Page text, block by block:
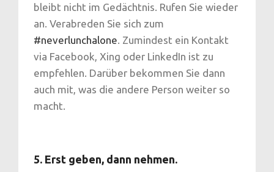
bleibt nicht im Gedächtnis. Rufen Sie wieder
an. Verabreden Sie sich zum
#neverlunchalone. Zumindest ein Kontakt
via Facebook, Xing oder LinkedIn ist zu
empfehlen. Darüber bekommen Sie dann
auch mit, was die andere Person weiter so
macht.
5. Erst geben, dann nehmen.